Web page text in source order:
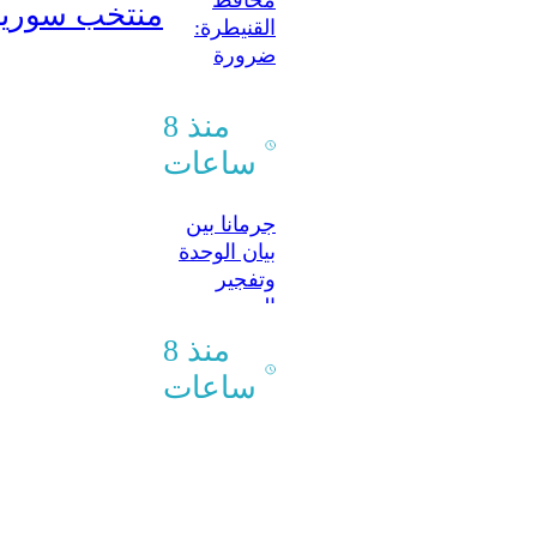
منتخب
القنيطرة:
ضرورة
المنظمات
لتنفيذ
تنموية
منذ 8
ساعات
جرمانا بين
بيان الوحدة
وتفجير
المدنيين..
ضرب السلم
الأهلي؟
منذ 8
ساعات